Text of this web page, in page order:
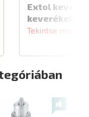
Extol
Tekintse meg a